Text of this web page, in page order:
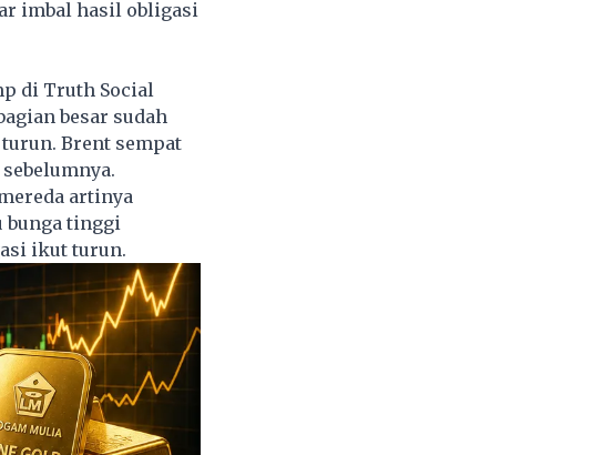
imbal hasil obligasi
di Truth Social
besar sudah
Brent sempat
artinya
bunga tinggi
ikut turun.